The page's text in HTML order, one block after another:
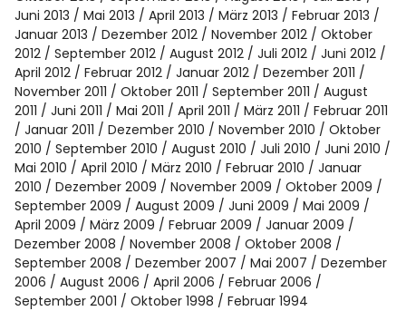
Juni 2013
Mai 2013 April 2013 März 2013
Februar 2013
Januar 2013
Dezember 2012 November 2012
Oktober
2012
September 2012 August 2012 Juli 2012
Juni 2012
April 2012
Februar 2012 Januar 2012
Dezember 2011
November 2011
Oktober 2011 September 2011
August
2011
Juni 2011 Mai 2011 April 2011 März 2011
Februar 2011
Januar 2011
Dezember 2010 November 2010
Oktober
2010
September 2010 August 2010 Juli 2010
Juni 2010
Mai 2010
April 2010 März 2010 Februar 2010
Januar
2010
Dezember 2009 November 2009
Oktober 2009
September 2009
August 2009 Juni 2009
Mai 2009
April 2009
März 2009 Februar 2009
Januar 2009
Dezember 2008
November 2008
Oktober 2008
September 2008
Dezember 2007 Mai 2007
Dezember
2006
August 2006 April 2006
Februar 2006
September 2001
Oktober 1998 Februar 1994